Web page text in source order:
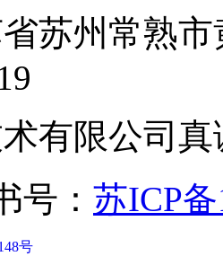
苏州常熟
有限公司
号： 苏ICP
号